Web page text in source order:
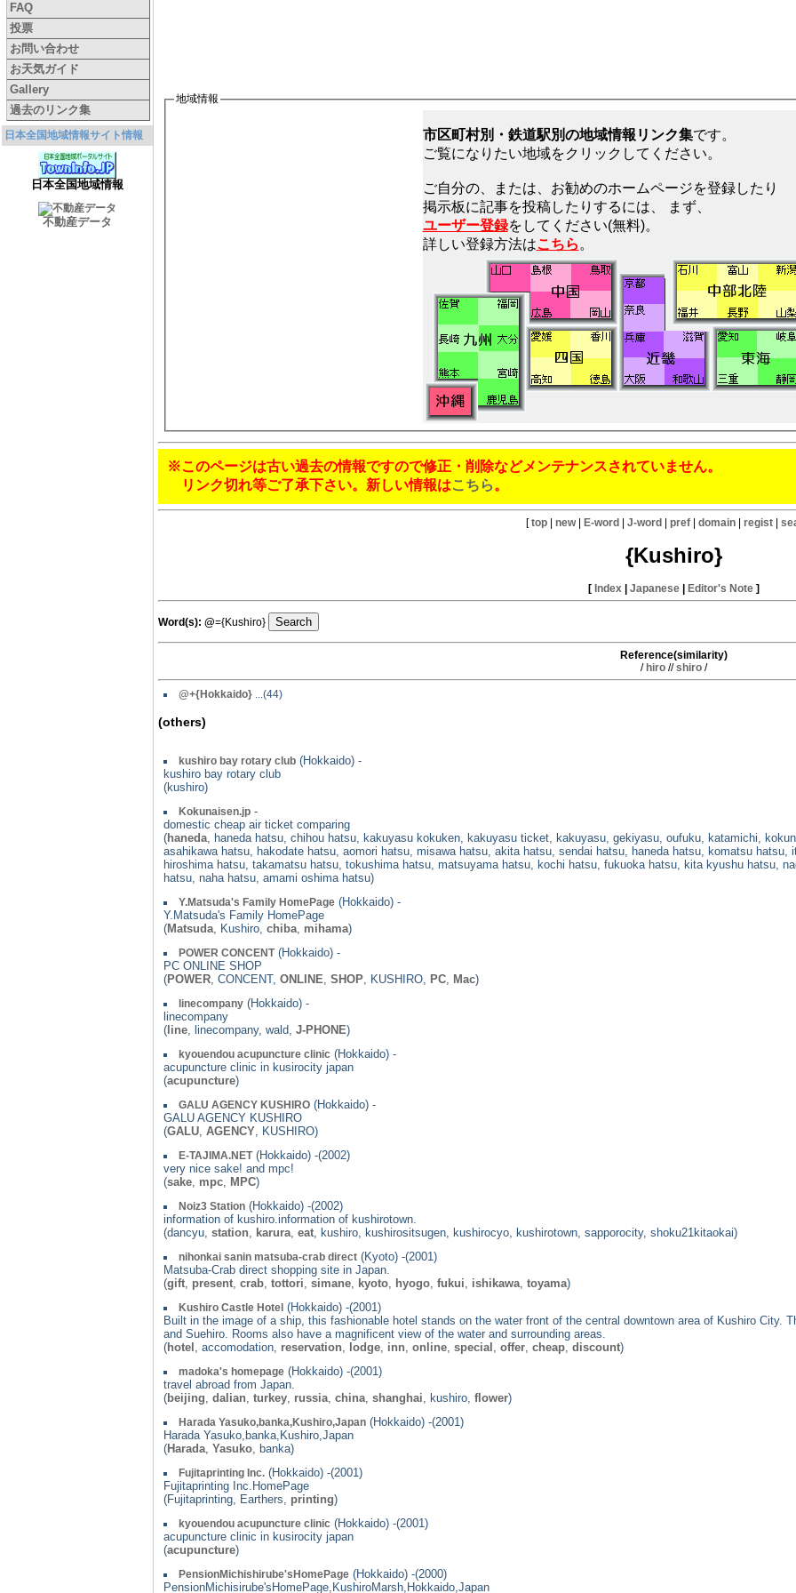
FAQ
投票
お問い合わせ
お天気ガイド
Gallery
過去のリンク集
日本全国地域情報サイト情報
日本全国地域情報
不動産データ
地域情報
市区町村別・鉄道駅別の地域情報リンク集です。
ご覧になりたい地域をクリックしてください。
ご自分の、または、お勧めのホームページを登録したり
掲示板に記事を投稿したりするには、 まず、
ユーザー登録をしてください(無料)。
詳しい登録方法はこちら 。
※このページは古い過去の情報ですので修正・削除などメンテナンスされていません。
リンク切れ等ご了承下さい。新しい情報はこちら。
[top | new| E-word | J-word | pref | domain | regist |
{Kushiro}
[ Index | Japanese | Editor's Note ]
Word(s): @={Kushiro}
Reference(similarity)
/hiro //shiro /
@+{Hokkaido} ...(44)
(others)
kushiro bay rotary club (Hokkaido) -
kushiro bay rotary club
(kushiro)
Kokunaisen.jp -
domestic cheap air ticket comparing
(haneda , haneda hatsu, chihou hatsu, kakuyasu kokuken, kakuyasu ticket, kakuyasu, gekiyasu, oufuku, katamichi,
asahikawa hatsu, hakodate hatsu, aomori hatsu, misawa hatsu, akita hatsu, sendai hatsu, haneda hatsu, komatsu
hiroshima hatsu, takamatsu hatsu, tokushima hatsu, matsuyama hatsu, kochi hatsu, fukuoka hatsu, kita kyushu hatsu,
hatsu, naha hatsu, amami oshima hatsu)
Y.Matsuda's Family HomePage (Hokkaido) -
Y.Matsuda's Family HomePage
(Matsuda , Kushiro, chiba mihama)
POWER CONCENT(Hokkaido) -
PC ONLINE SHOP
(POWER , CONCENT, ONLINE SHOP , KUSHIRO, PC Mac)
linecompany (Hokkaido) -
linecompany
( line , linecompany, wald, J-PHONE)
kyouendou acupuncture clinic (Hokkaido) -
acupuncture clinic in kusirocity japan
(acupuncture)
GALU AGENCY KUSHIRO (Hokkaido) -
GALU AGENCY KUSHIRO
(GALU AGENCY , KUSHIRO)
E-TAJIMA.NET(Hokkaido) -(2002)
very nice sake! and mpc!
(sake mpc MPC)
Noiz3 Station (Hokkaido) -(2002)
information of kushiro.information of kushirotown.
(dancyu, station karura eat , kushiro, kushirositsugen, kushirocyo, kushirotown, sapporocity, shoku21kitaokai)
nihonkai sanin matsuba-crab direct (Kyoto) -(2001)
Matsuba-Crab direct shopping site in Japan.
(gift present crab tottori simane kyoto hyogo fukui ishikawa toyama)
Kushiro Castle Hotel (Hokkaido) -(2001)
Built in the image of a ship, this fashionable hotel stands on the water front of the central downtown area of Kushiro City.
and Suehiro. Rooms also have a magnificent view of the water and surrounding areas.
(hotel , accomodation, reservation lodge inn online special offer cheap discount)
madoka's homepage (Hokkaido) -(2001)
travel abroad from Japan.
(beijing dalian turkey russia china shanghai , kushiro, flower)
Harada Yasuko,banka,Kushiro,Japan (Hokkaido) -(2001)
Harada Yasuko,banka,Kushiro,Japan
(Harada Yasuko , banka)
Fujitaprinting Inc. (Hokkaido) -(2001)
Fujitaprinting Inc.HomePage
(Fujitaprinting, Earthers, printing)
kyouendou acupuncture clinic (Hokkaido) -(2001)
acupuncture clinic in kusirocity japan
(acupuncture)
PensionMichishirube'sHomePage (Hokkaido) -(2000)
PensionMichisirube'sHomePage,KushiroMarsh,Hokkaido,Japan